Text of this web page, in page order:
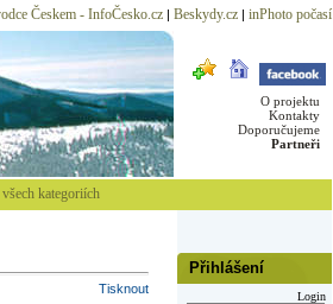
Českem - InfoČesko.cz| Beskydy.cz| inPhoto počasí
O projektu
Kontakty
Doporučujeme
Partneři
kategoriích
Přihlášení
Login
Tisknout